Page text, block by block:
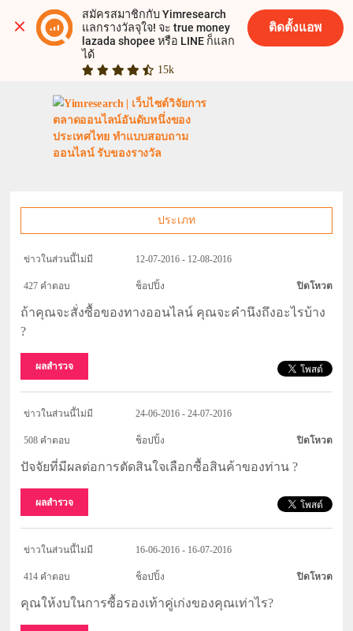
สมัครสมาชิกกับ Yimresearch
แลกรางวัลจุใจ! จะ true money
lazada shopee หรือ LINE ก็แลก
ได้
15k
ติดตั้งแอพ
ประเภท
ข่าวในส่วนนี้ไม่มี 12-07-2016 - 12-08-2016
427 คำตอบ ช็อปปิ้ง ปิดโหวต
ถ้าคุณจะสั่งซื้อของทางออนไลน์ คุณจะคำนึงถึงอะไรบ้าง
?
ผลสำรวจ
ข่าวในส่วนนี้ไม่มี 24-06-2016 - 24-07-2016
508 คำตอบ ช็อปปิ้ง ปิดโหวต
ปัจจัยที่มีผลต่อการตัดสินใจเลือกซื้อสินค้าของท่าน ?
ผลสำรวจ
ข่าวในส่วนนี้ไม่มี 16-06-2016 - 16-07-2016
414 คำตอบ ช็อปปิ้ง ปิดโหวต
คุณให้งบในการซื้อรองเท้าคู่เก่งของคุณเท่าไร?